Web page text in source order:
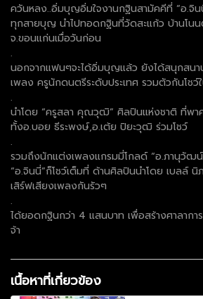
ควันหลง..อิ่มบุญอิ่มใจงานกฐินสามัคคีที่ “อ.จิน
ทุกสายบุญ นำไปทอดกฐินที่วัดสะแก้ว บ้านโน
จ.ขอนแก่นเมื่อวันก่อน
.
นอกจากแฟนๆจะได้อิ่มบุญแล้ว ยังได้สนุกสนา
เพลง ครูนักดนตรีระดับประเทศ รวมตัวกันโชว์
.
นำโดย “ครูสลา คุณวุฒิ” ศิลปินแห่งชาติ ที่พา
ทั้งอ.บอย ธีระพงษ์,อ.เต้ย ปิยะวุฒิ ร่วมโชว์
.
รวมถึงนักแต่งเพลงแกรมมี่โกลด์ “อ.ภานุวัฒน์
“อ.จินนี่”ก็โชว์เต็มที่ ด้านศิลปินนำโดย เบลล์
เสิร์ฟเสียงเพลงกันรัวๆ
.
ได้ยอดกฐินกว่า 4 แสนบาท เพื่อสร้างศาลาก
จ้า
เนื้อหาที่เกี่ยวข้อง